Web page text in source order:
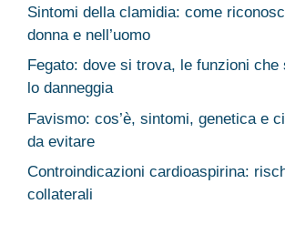
Sintomi della clamidia: come
donna e nell’uomo
Fegato: dove si trova, le funzioni che
lo danneggia
Favismo: cos’è, sintomi, genetica e
da evitare
Controindicazioni cardioaspirina:
collaterali